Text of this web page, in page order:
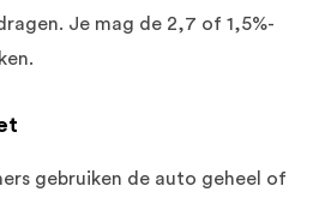
Je mag de 2,7 of 1,5%-
gebruiken de auto geheel of